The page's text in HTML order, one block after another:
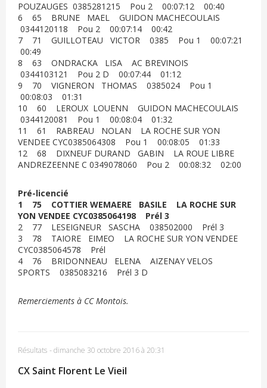
POUZAUGES 0385281215 Pou 2 00:07:12 00:40
6 65 BRUNE MAEL GUIDON MACHECOULAIS
0344120118 Pou 2 00:07:14 00:42
7 71 GUILLOTEAU VICTOR 0385 Pou 1 00:07:21
00:49
8 63 ONDRACKA LISA AC BREVINOIS
0344103121 Pou 2 D 00:07:44 01:12
9 70 VIGNERON THOMAS 0385024 Pou 1
00:08:03 01:31
10 60 LEROUX LOUENN GUIDON MACHECOULAIS
0344120081 Pou 1 00:08:04 01:32
11 61 RABREAU NOLAN LA ROCHE SUR YON
VENDEE CYC0385064308 Pou 1 00:08:05 01:33
12 68 DIXNEUF DURAND GABIN LA ROUE LIBRE
ANDREZEENNE C 0349078060 Pou 2 00:08:32 02:00
Pré-licencié
1 75 COTTIER WEMAERE BASILE LA ROCHE SUR
YON VENDEE CYC0385064198 Prél 3
2 77 LESEIGNEUR SASCHA 038502000 Prél 3
3 78 TAIORE EIMEO LA ROCHE SUR YON VENDEE
CYC0385064578 Prél
4 76 BRIDONNEAU ELENA AIZENAY VELOS
SPORTS 0385083216 Prél 3 D
Remerciements à CC Montois.
Résultats - dimanche 30 octobre 2016 à 20:31
CX Saint Florent Le Vieil